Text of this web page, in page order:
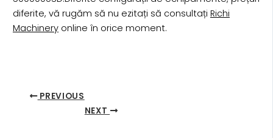
diferite, vă rugăm să nu ezitați să consultați Richi
Machineryonline în orice moment.
PREVIOUS
NEXT